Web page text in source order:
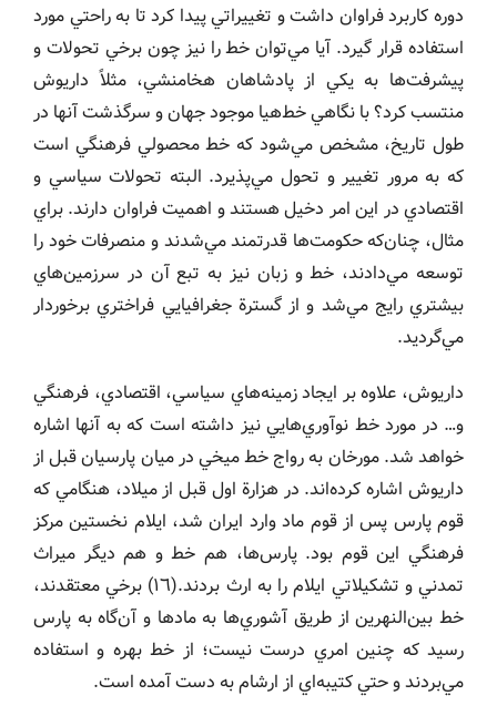
دوره كاربرد فراوان داشت و تغييراتي پيدا كرد تا به راحتي مورد
استفاده قرار گيرد. آيا مي‌توان خط را نيز چون برخي تحولات و
پيشرفت‌ها به يكي از پادشاهان هخامنشي، مثلاً داريوش
منتسب كرد؟ با نگاهي خط‌هيا موجود جهان و سرگذشت آنها در
طول تاريخ، مشخص مي‌شود كه خط محصولي فرهنگي است
كه به مرور تغيير و تحول مي‌پذيرد. البته تحولات سياسي و
اقتصادي در اين امر دخيل هستند و اهميت فراوان دارند. براي
مثال، چنان‌كه حكومت‌ها قدرتمند مي‌شدند و منصرفات خود را
توسعه مي‌دادند، خط و زبان نيز به تبع آن در سرزمين‌هاي
بيشتري رايج مي‌شد و از گسترة جغرافيايي فراختري برخوردار
مي‌گرديد.
داريوش، علاوه بر ايجاد زمينه‌هاي سياسي، اقتصادي، فرهنگي
و… در مورد خط نوآوري‌هايي نيز داشته است كه به آنها اشاره
خواهد شد. مورخان به رواج خط ميخي در ميان پارسيان قبل از
داريوش اشاره كرده‌اند. در هزارة اول قبل از ميلاد، هنگامي كه
قوم پارس پس از قوم ماد وارد ايران شد، ايلام نخستين مركز
فرهنگي اين قوم بود. پارس‌ها، هم خط و هم ديگر ميراث
تمدني و تشكيلاتي ايلام را به ارث بردند.(١٦) برخي معتقدند،
خط بين‌النهرين از طريق آشوري‌ها به مادها و آن‌گاه به پارس
رسيد كه چنين امري درست نيست؛ از خط بهره و استفاده
مي‌بردند و حتي كتيبه‌اي از ارشام به دست آمده است.